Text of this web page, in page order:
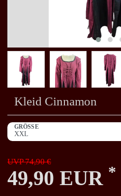
Kleid Cinnamon
GRÖSSE
UVP 74,90 €
49,90 EUR *